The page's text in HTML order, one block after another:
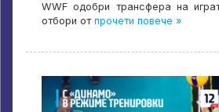
WWF одобри трансфера на
отбори отпрочети повече »